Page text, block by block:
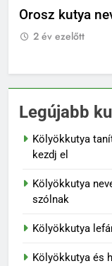
Orosz kutya
2 év ezelőtt
Legújabb
Kölyökkutya
kezdj el
Kölyökkutya
szólnak
Kölyökkutya
Kölyökkutya és